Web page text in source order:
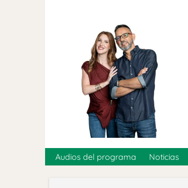
Audios del programa Noticias